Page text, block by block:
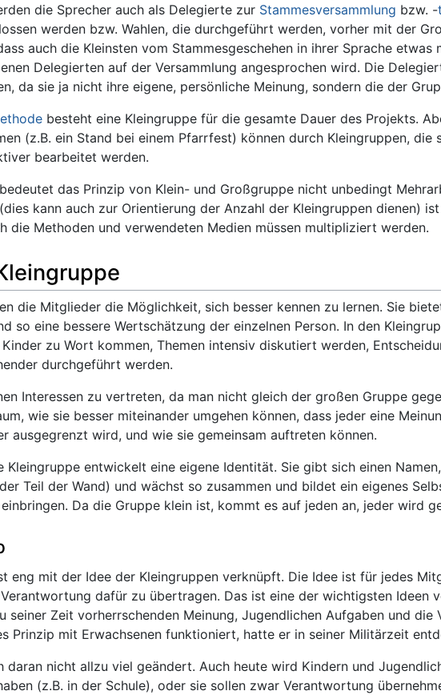
die Sprecher auch als Delegierte zur Stammesversammlung bzw. -
werden bzw. Wahlen, die durchgeführt werden, vorher mit der
auch die Kleinsten vom Stammesgeschehen in ihrer Sprache
Delegierten auf der Versammlung angesprochen wird. Die
da sie ja nicht ihre eigene, persönliche Meinung, sondern die der
besteht eine Kleingruppe für die gesamte Dauer des Projekts.
(z.B. ein Stand bei einem Pfarrfest) können durch Kleingruppen, die
bearbeitet werden.
das Prinzip von Klein- und Großgruppe nicht unbedingt
kann auch zur Orientierung der Anzahl der Kleingruppen dienen)
die Methoden und verwendeten Medien müssen multipliziert werden.
die Mitglieder die Möglichkeit, sich besser kennen zu lernen. Sie
so eine bessere Wertschätzung der einzelnen Person. In den
zu Wort kommen, Themen intensiv diskutiert werden,
durchgeführt werden.
Interessen zu vertreten, da man nicht gleich der großen Gruppe
wie sie besser miteinander umgehen können, dass jeder eine
ausgegrenzt wird, und wie sie gemeinsam auftreten können.
Kleingruppe entwickelt eine eigene Identität. Sie gibt sich einen
Teil der Wand) und wächst so zusammen und bildet ein eigenes
Da die Gruppe klein ist, kommt es auf jeden an, jeder wird
eng mit der Idee der Kleingruppen verknüpft. Die Idee ist für jedes
dafür zu übertragen. Das ist eine der wichtigsten Ideen
seiner Zeit vorherrschenden Meinung, Jugendlichen Aufgaben und
Prinzip mit Erwachsenen funktioniert, hatte er in seiner Militärzeit
daran nicht allzu viel geändert. Auch heute wird Kindern und
(z.B. in der Schule), oder sie sollen zwar Verantwortung